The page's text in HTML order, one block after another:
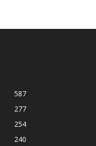
587
277
254
240